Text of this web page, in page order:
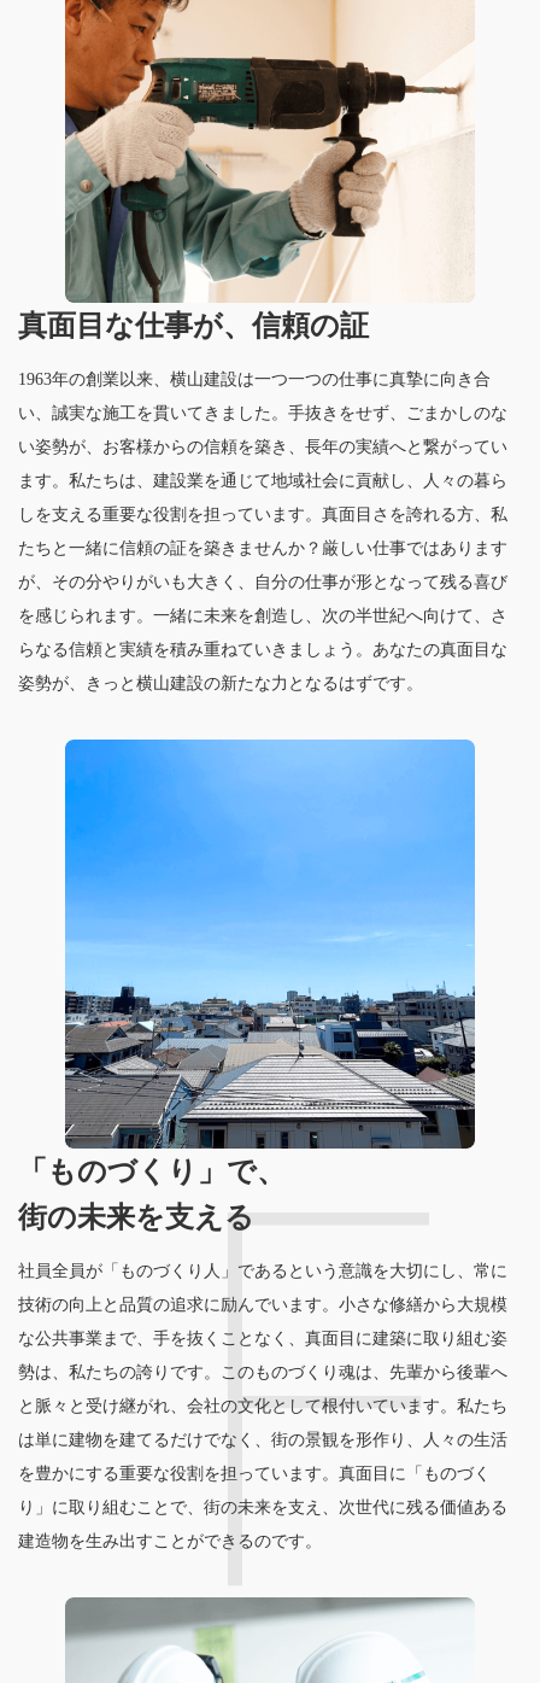
真面目な仕事が、信頼の証
1963年の創業以来、横山建設は一つ一つの仕事に真摯に向き合
い、誠実な施工を貫いてきました。手抜きをせず、ごまかしのな
い姿勢が、お客様からの信頼を築き、長年の実績へと繋がってい
ます。私たちは、建設業を通じて地域社会に貢献し、人々の暮ら
しを支える重要な役割を担っています。真面目さを誇れる方、私
たちと一緒に信頼の証を築きませんか？厳しい仕事ではあります
が、その分やりがいも大きく、自分の仕事が形となって残る喜び
を感じられます。一緒に未来を創造し、次の半世紀へ向けて、さ
らなる信頼と実績を積み重ねていきましょう。あなたの真面目な
姿勢が、きっと横山建設の新たな力となるはずです。
「ものづくり」で、
街の未来を支える
社員全員が「ものづくり人」であるという意識を大切にし、常に
技術の向上と品質の追求に励んでいます。小さな修繕から大規模
な公共事業まで、手を抜くことなく、真面目に建築に取り組む姿
勢は、私たちの誇りです。このものづくり魂は、先輩から後輩へ
と脈々と受け継がれ、会社の文化として根付いています。私たち
は単に建物を建てるだけでなく、街の景観を形作り、人々の生活
を豊かにする重要な役割を担っています。真面目に「ものづく
り」に取り組むことで、街の未来を支え、次世代に残る価値ある
建造物を生み出すことができるのです。